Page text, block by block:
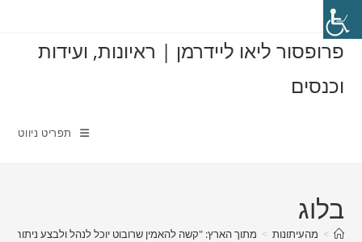
contentפרופסור ליאו ליידרמן | ראיונות, ועידות
וכנסים
תפריט ניווט
בלוג
> מהעיתונות > מתוך הארץ: "קשה להאמין שרובוט יוכל לנהל ולבצע ניתוח